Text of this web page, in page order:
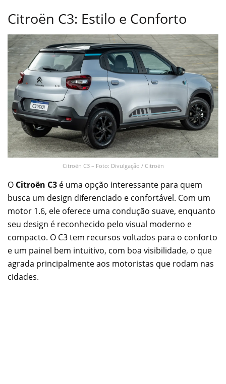
Citroën C3: Estilo e Conforto
Citroën C3 – Foto: Divulgação / Citroën
O Citroën C3 é uma opção interessante para quem
busca um design diferenciado e confortável. Com um
motor 1.6, ele oferece uma condução suave, enquanto
seu design é reconhecido pelo visual moderno e
compacto. O C3 tem recursos voltados para o conforto
e um painel bem intuitivo, com boa visibilidade, o que
agrada principalmente aos motoristas que rodam nas
cidades.